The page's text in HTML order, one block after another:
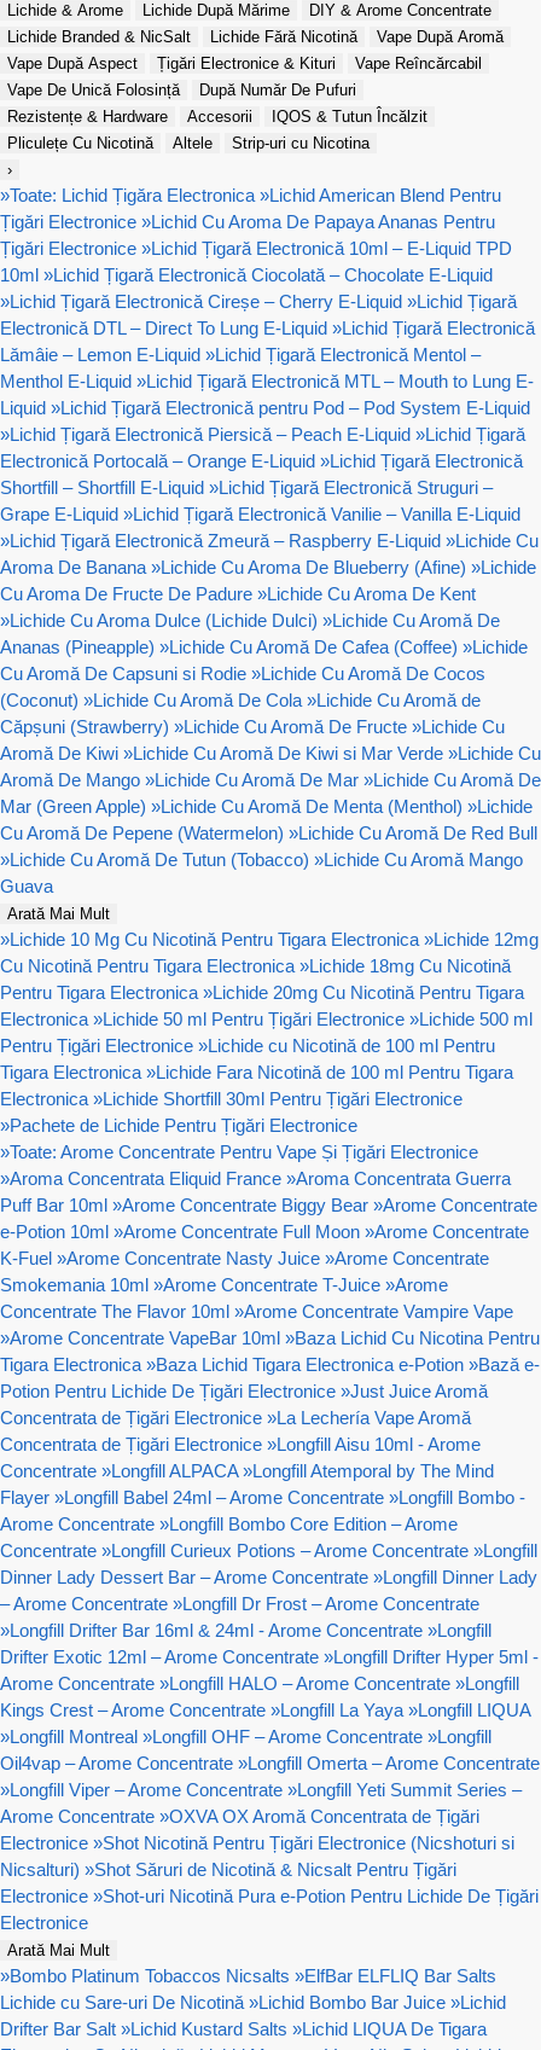
Lichide & Arome
Lichide După Mărime
DIY & Arome Concentrate
Lichide Branded & NicSalt
Lichide Fără Nicotină
Vape După Aromă
Vape După Aspect
Țigări Electronice & Kituri
Vape Reîncărcabil
Vape De Unică Folosință
După Număr De Pufuri
Rezistențe & Hardware
Accesorii
IQOS & Tutun Încălzit
Pliculețe Cu Nicotină
Altele
Strip-uri cu Nicotina
›
»Toate: Lichid Țigăra Electronica »Lichid American Blend Pentru
Țigări Electronice »Lichid Cu Aroma De Papaya Ananas Pentru
Țigări Electronice »Lichid Țigară Electronică 10ml – E-Liquid TPD
10ml »Lichid Țigară Electronică Ciocolată – Chocolate E-Liquid
»Lichid Țigară Electronică Cireșe – Cherry E-Liquid »Lichid Țigară
Electronică DTL – Direct To Lung E-Liquid »Lichid Țigară Electronică
Lămâie – Lemon E-Liquid »Lichid Țigară Electronică Mentol –
Menthol E-Liquid »Lichid Țigară Electronică MTL – Mouth to Lung E-
Liquid »Lichid Țigară Electronică pentru Pod – Pod System E-Liquid
»Lichid Țigară Electronică Piersică – Peach E-Liquid »Lichid Țigară
Electronică Portocală – Orange E-Liquid »Lichid Țigară Electronică
Shortfill – Shortfill E-Liquid »Lichid Țigară Electronică Struguri –
Grape E-Liquid »Lichid Țigară Electronică Vanilie – Vanilla E-Liquid
»Lichid Țigară Electronică Zmeură – Raspberry E-Liquid »Lichide Cu
Aroma De Banana »Lichide Cu Aroma De Blueberry (Afine) »Lichide
Cu Aroma De Fructe De Padure »Lichide Cu Aroma De Kent
»Lichide Cu Aroma Dulce (Lichide Dulci) »Lichide Cu Aromă De
Ananas (Pineapple) »Lichide Cu Aromă De Cafea (Coffee) »Lichide
Cu Aromă De Capsuni si Rodie »Lichide Cu Aromă De Cocos
(Coconut) »Lichide Cu Aromă De Cola »Lichide Cu Aromă de
Căpșuni (Strawberry) »Lichide Cu Aromă De Fructe »Lichide Cu
Aromă De Kiwi »Lichide Cu Aromă De Kiwi si Mar Verde »Lichide Cu
Aromă De Mango »Lichide Cu Aromă De Mar »Lichide Cu Aromă De
Mar (Green Apple) »Lichide Cu Aromă De Menta (Menthol) »Lichide
Cu Aromă De Pepene (Watermelon) »Lichide Cu Aromă De Red Bull
»Lichide Cu Aromă De Tutun (Tobacco) »Lichide Cu Aromă Mango
Guava
Arată Mai Mult
»Lichide 10 Mg Cu Nicotină Pentru Tigara Electronica »Lichide 12mg
Cu Nicotină Pentru Tigara Electronica »Lichide 18mg Cu Nicotină
Pentru Tigara Electronica »Lichide 20mg Cu Nicotină Pentru Tigara
Electronica »Lichide 50 ml Pentru Țigări Electronice »Lichide 500 ml
Pentru Țigări Electronice »Lichide cu Nicotină de 100 ml Pentru
Tigara Electronica »Lichide Fara Nicotină de 100 ml Pentru Tigara
Electronica »Lichide Shortfill 30ml Pentru Țigări Electronice
»Pachete de Lichide Pentru Țigări Electronice
»Toate: Arome Concentrate Pentru Vape Și Țigări Electronice
»Aroma Concentrata Eliquid France »Aroma Concentrata Guerra
Puff Bar 10ml »Arome Concentrate Biggy Bear »Arome Concentrate
e-Potion 10ml »Arome Concentrate Full Moon »Arome Concentrate
K-Fuel »Arome Concentrate Nasty Juice »Arome Concentrate
Smokemania 10ml »Arome Concentrate T-Juice »Arome
Concentrate The Flavor 10ml »Arome Concentrate Vampire Vape
»Arome Concentrate VapeBar 10ml »Baza Lichid Cu Nicotina Pentru
Tigara Electronica »Baza Lichid Tigara Electronica e-Potion »Bază e-
Potion Pentru Lichide De Țigări Electronice »Just Juice Aromă
Concentrata de Țigări Electronice »La Lechería Vape Aromă
Concentrata de Țigări Electronice »Longfill Aisu 10ml - Arome
Concentrate »Longfill ALPACA »Longfill Atemporal by The Mind
Flayer »Longfill Babel 24ml – Arome Concentrate »Longfill Bombo -
Arome Concentrate »Longfill Bombo Core Edition – Arome
Concentrate »Longfill Curieux Potions – Arome Concentrate »Longfill
Dinner Lady Dessert Bar – Arome Concentrate »Longfill Dinner Lady
– Arome Concentrate »Longfill Dr Frost – Arome Concentrate
»Longfill Drifter Bar 16ml & 24ml - Arome Concentrate »Longfill
Drifter Exotic 12ml – Arome Concentrate »Longfill Drifter Hyper 5ml -
Arome Concentrate »Longfill HALO – Arome Concentrate »Longfill
Kings Crest – Arome Concentrate »Longfill La Yaya »Longfill LIQUA
»Longfill Montreal »Longfill OHF – Arome Concentrate »Longfill
Oil4vap – Arome Concentrate »Longfill Omerta – Arome Concentrate
»Longfill Viper – Arome Concentrate »Longfill Yeti Summit Series –
Arome Concentrate »OXVA OX Aromă Concentrata de Țigări
Electronice »Shot Nicotină Pentru Țigări Electronice (Nicshoturi si
Nicsalturi) »Shot Săruri de Nicotină & Nicsalt Pentru Țigări
Electronice »Shot-uri Nicotină Pura e-Potion Pentru Lichide De Țigări
Electronice
Arată Mai Mult
»Bombo Platinum Tobaccos Nicsalts »ElfBar ELFLIQ Bar Salts
Lichide cu Sare-uri De Nicotină »Lichid Bombo Bar Juice »Lichid
Drifter Bar Salt »Lichid Kustard Salts »Lichid LIQUA De Tigara